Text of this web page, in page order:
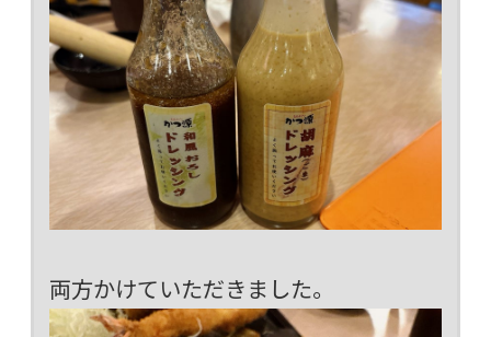
両方かけていただきました。